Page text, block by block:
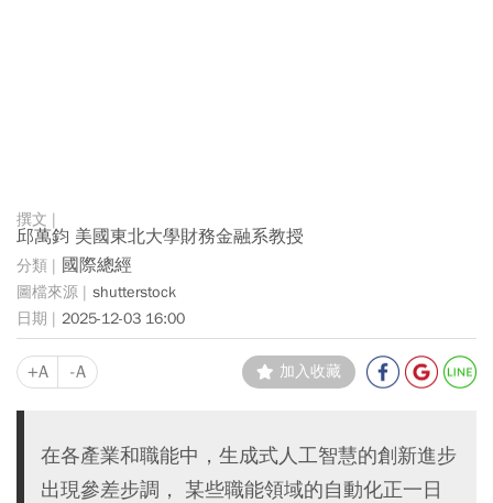
邱萬鈞 美國東北大學財務金融系教授
國際總經
shutterstock
2025-12-03 16:00
+A -A 加入收藏
在各產業和職能中，生成式人工智慧的創新進步
出現參差步調， 某些職能領域的自動化正一日